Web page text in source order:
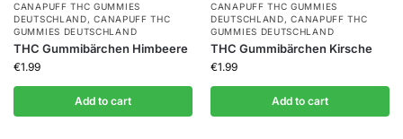
CANAPUFF THC GUMMIES​
DEUTSCHLAND,CANAPUFF THC
GUMMIES​ DEUTSCHLAND
THC Gummibärchen Himbeere
€1.99
Add to cart
CANAPUFF THC GUMMIES​
DEUTSCHLAND,CANAPUFF THC
GUMMIES​ DEUTSCHLAND
THC Gummibärchen Kirsche
€1.99
Add to cart